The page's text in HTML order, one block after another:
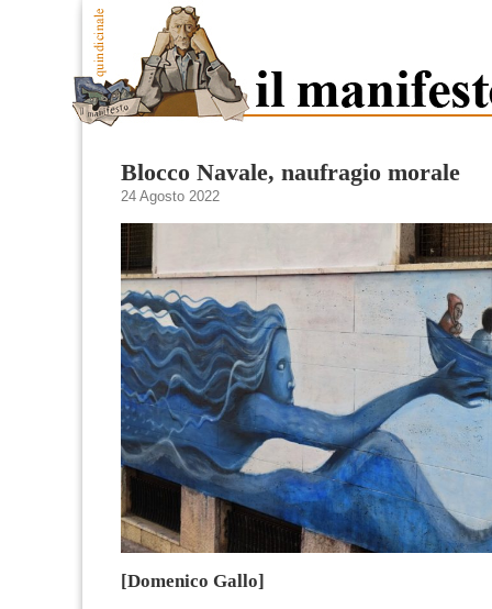
Blocco Navale, naufragio morale
24 Agosto 2022
[Domenico Gallo]